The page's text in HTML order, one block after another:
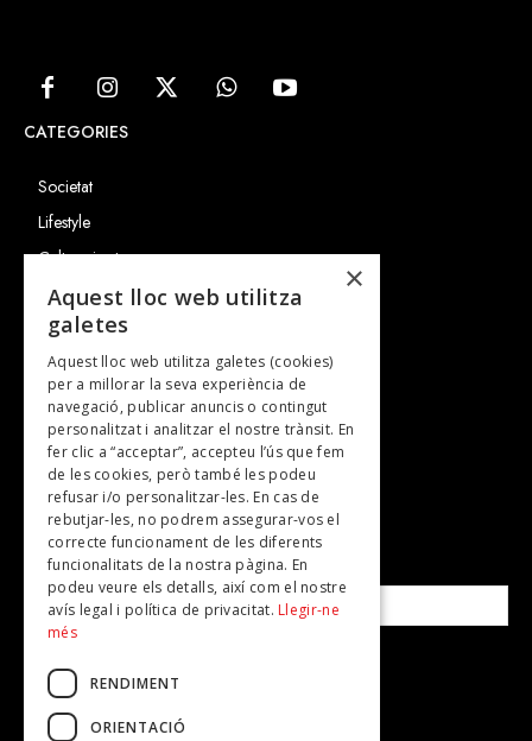
CATEGORIES
Societat
Lifestyle
Cultura i art
Entrevistes
Gastronomia
TV
Plans per fer
Revistes
SUBSCRIU-TE A LA NOSTRA NEWSLETTER!
Correu electrònic*
Accepto lapolítica de privacitat
×
Aquest lloc web utilitza
galetes
Aquest lloc web utilitza galetes (cookies)
per a millorar la seva experiència de
navegació, publicar anuncis o contingut
personalitzat i analitzar el nostre trànsit. En
fer clic a “acceptar”, accepteu l’ús que fem
de les cookies, però també les podeu
refusar i/o personalitzar-les. En cas de
rebutjar-les, no podrem assegurar-vos el
correcte funcionament de les diferents
funcionalitats de la nostra pàgina. En
podeu veure els detalls, així com el nostre
avís legal i política de privacitat. Llegir-ne
més
RENDIMENT
ORIENTACIÓ